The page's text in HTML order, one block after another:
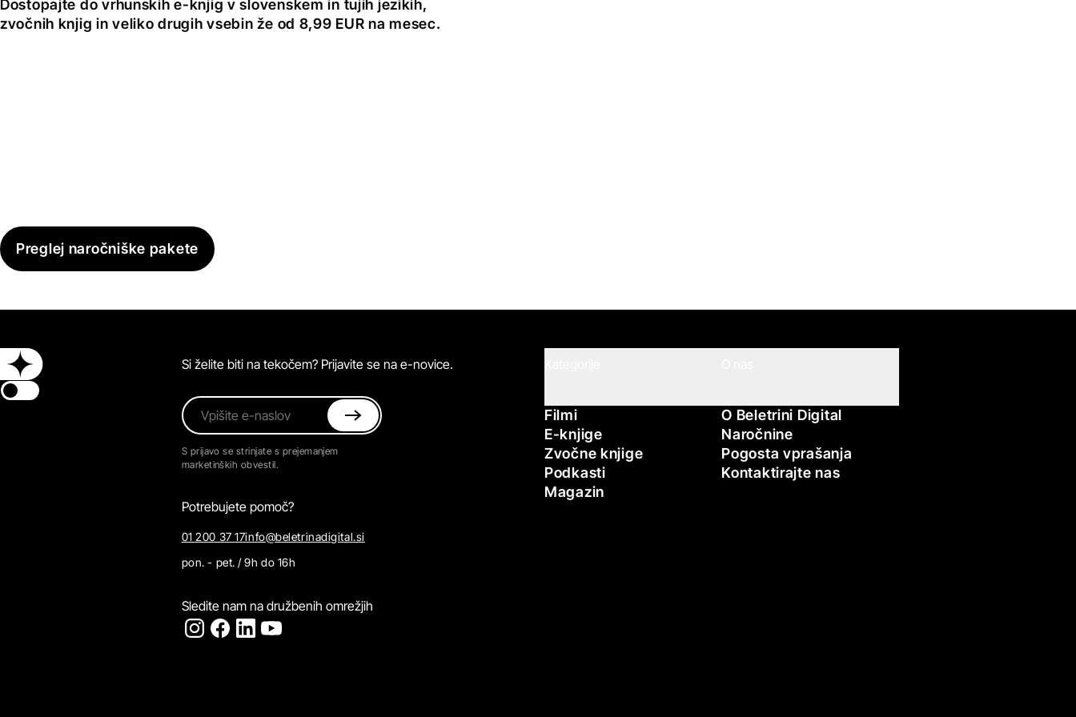
Dostopajte do vrhunskih e-knjig v slovenskem in tujih jezikih,
zvočnih knjig in veliko drugih vsebin že od 8,99 EUR na mesec.
Preglej naročniške pakete
Switch theme
Filmi
E-knjige
Zvočne knjige
Podkasti
Magazin
O Beletrini Digital
Naročnine
Pogosta vprašanja
Kontaktirajte nas
Si želite biti na tekočem? Prijavite se na e-novice.
Vpišite e-naslov
S prijavo se strinjate s prejemanjem
marketinških obvestil.
Potrebujete pomoč?
01 200 37 17info@beletrinadigital.si
pon. - pet. / 9h do 16h
Sledite nam na družbenih omrežjih